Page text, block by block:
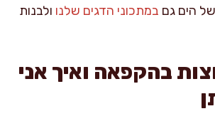
הים גם במתכוני הדגים שלנו ולבנות
בהקפאה ואיך אני